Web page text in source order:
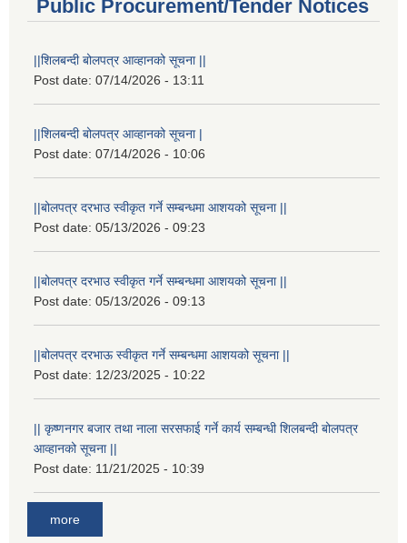
Public Procurement/Tender Notices
||शिलबन्दी बोलपत्र आव्हानको सूचना ||
Post date: 07/14/2026 - 13:11
||शिलबन्दी बोलपत्र आव्हानको सूचना |
Post date: 07/14/2026 - 10:06
||बोलपत्र दरभाउ स्वीकृत गर्ने सम्बन्धमा आशयको सूचना ||
Post date: 05/13/2026 - 09:23
||बोलपत्र दरभाउ स्वीकृत गर्ने सम्बन्धमा आशयको सूचना ||
Post date: 05/13/2026 - 09:13
||बोलपत्र दरभाऊ स्वीकृत गर्ने सम्बन्धमा आशयको सूचना ||
Post date: 12/23/2025 - 10:22
|| कृष्णनगर बजार तथा नाला सरसफाई गर्ने कार्य सम्बन्धी शिलबन्दी बोलपत्र
आव्हानको सूचना ||
Post date: 11/21/2025 - 10:39
more